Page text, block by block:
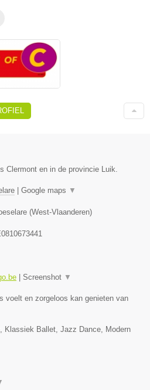
Clermont en in de provincie Luik.
Google maps ▼
(West-Vlaanderen)
Screenshot ▼
voelt en zorgeloos kan genieten van
Klassiek Ballet, Jazz Dance, Modern